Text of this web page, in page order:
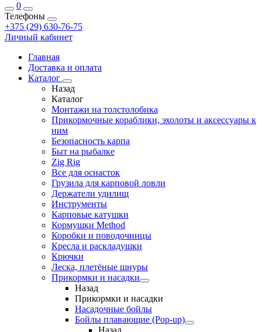
0
Телефоны
+375 (29) 630-76-75
Личный кабинет
Главная
Доставка и оплата
Каталог
Назад
Каталог
Монтажи на толстолобика
Прикормочные кораблики, эхолоты и аксессуары к
ним
Безопасность карпа
Быт на рыбалке
Zig Rig
Все для оснасток
Грузила для карповой ловли
Держатели удилищ
Инструменты
Карповые катушки
Кормушки Method
Коробки и поводочницы
Кресла и раскладушки
Крючки
Леска, плетёные шнуры
Прикормки и насадки
Назад
Прикормки и насадки
Насадочные бойлы
Бойлы плавающие (Pop-up)
Назад